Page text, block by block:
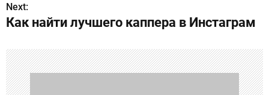
и
а
ц
Next:
Как найти лучшего каппера в Инстаграм